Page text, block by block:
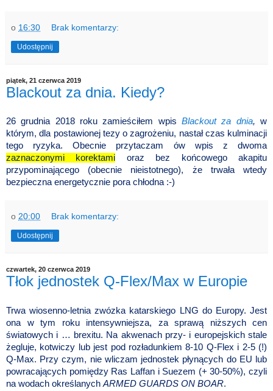
o 16:30 Brak komentarzy:
Udostępnij
piątek, 21 czerwca 2019
Blackout za dnia. Kiedy?
26 grudnia 2018 roku zamieściłem wpis Blackout za dnia, w
którym, dla postawionej tezy o zagrożeniu, nastał czas kulminacji
tego ryzyka. Obecnie przytaczam ów wpis z dwoma
zaznaczonymi korektami oraz bez końcowego akapitu
przypominającego (obecnie nieistotnego), że trwała wtedy
bezpieczna energetycznie pora chłodna :-)
o 20:00 Brak komentarzy:
Udostępnij
czwartek, 20 czerwca 2019
Tłok jednostek Q-Flex/Max w Europie
Trwa wiosenno-letnia zwózka katarskiego LNG do Europy. Jest
ona w tym roku intensywniejsza, za sprawą niższych cen
światowych i … brexitu. Na akwenach przy- i europejskich stale
żegluje, kotwiczy lub jest pod rozładunkiem 8-10 Q-Flex i 2-5 (!)
Q-Max. Przy czym, nie wliczam jednostek płynących do EU lub
powracających pomiędzy Ras Laffan i Suezem (+ 30-50%), czyli
na wodach określanych ARMED GUARDS ON BOAR.